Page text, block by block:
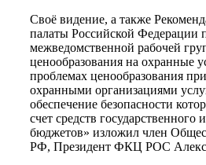
Своё видение, а также
палаты Российской Федерации
межведомственной рабочей
ценообразования на охранные
проблемах ценообразования
охранными организациями
обеспечение безопасности
счет средств
бюджетов» изложил член
РФ, Президент ФКЦ РОС